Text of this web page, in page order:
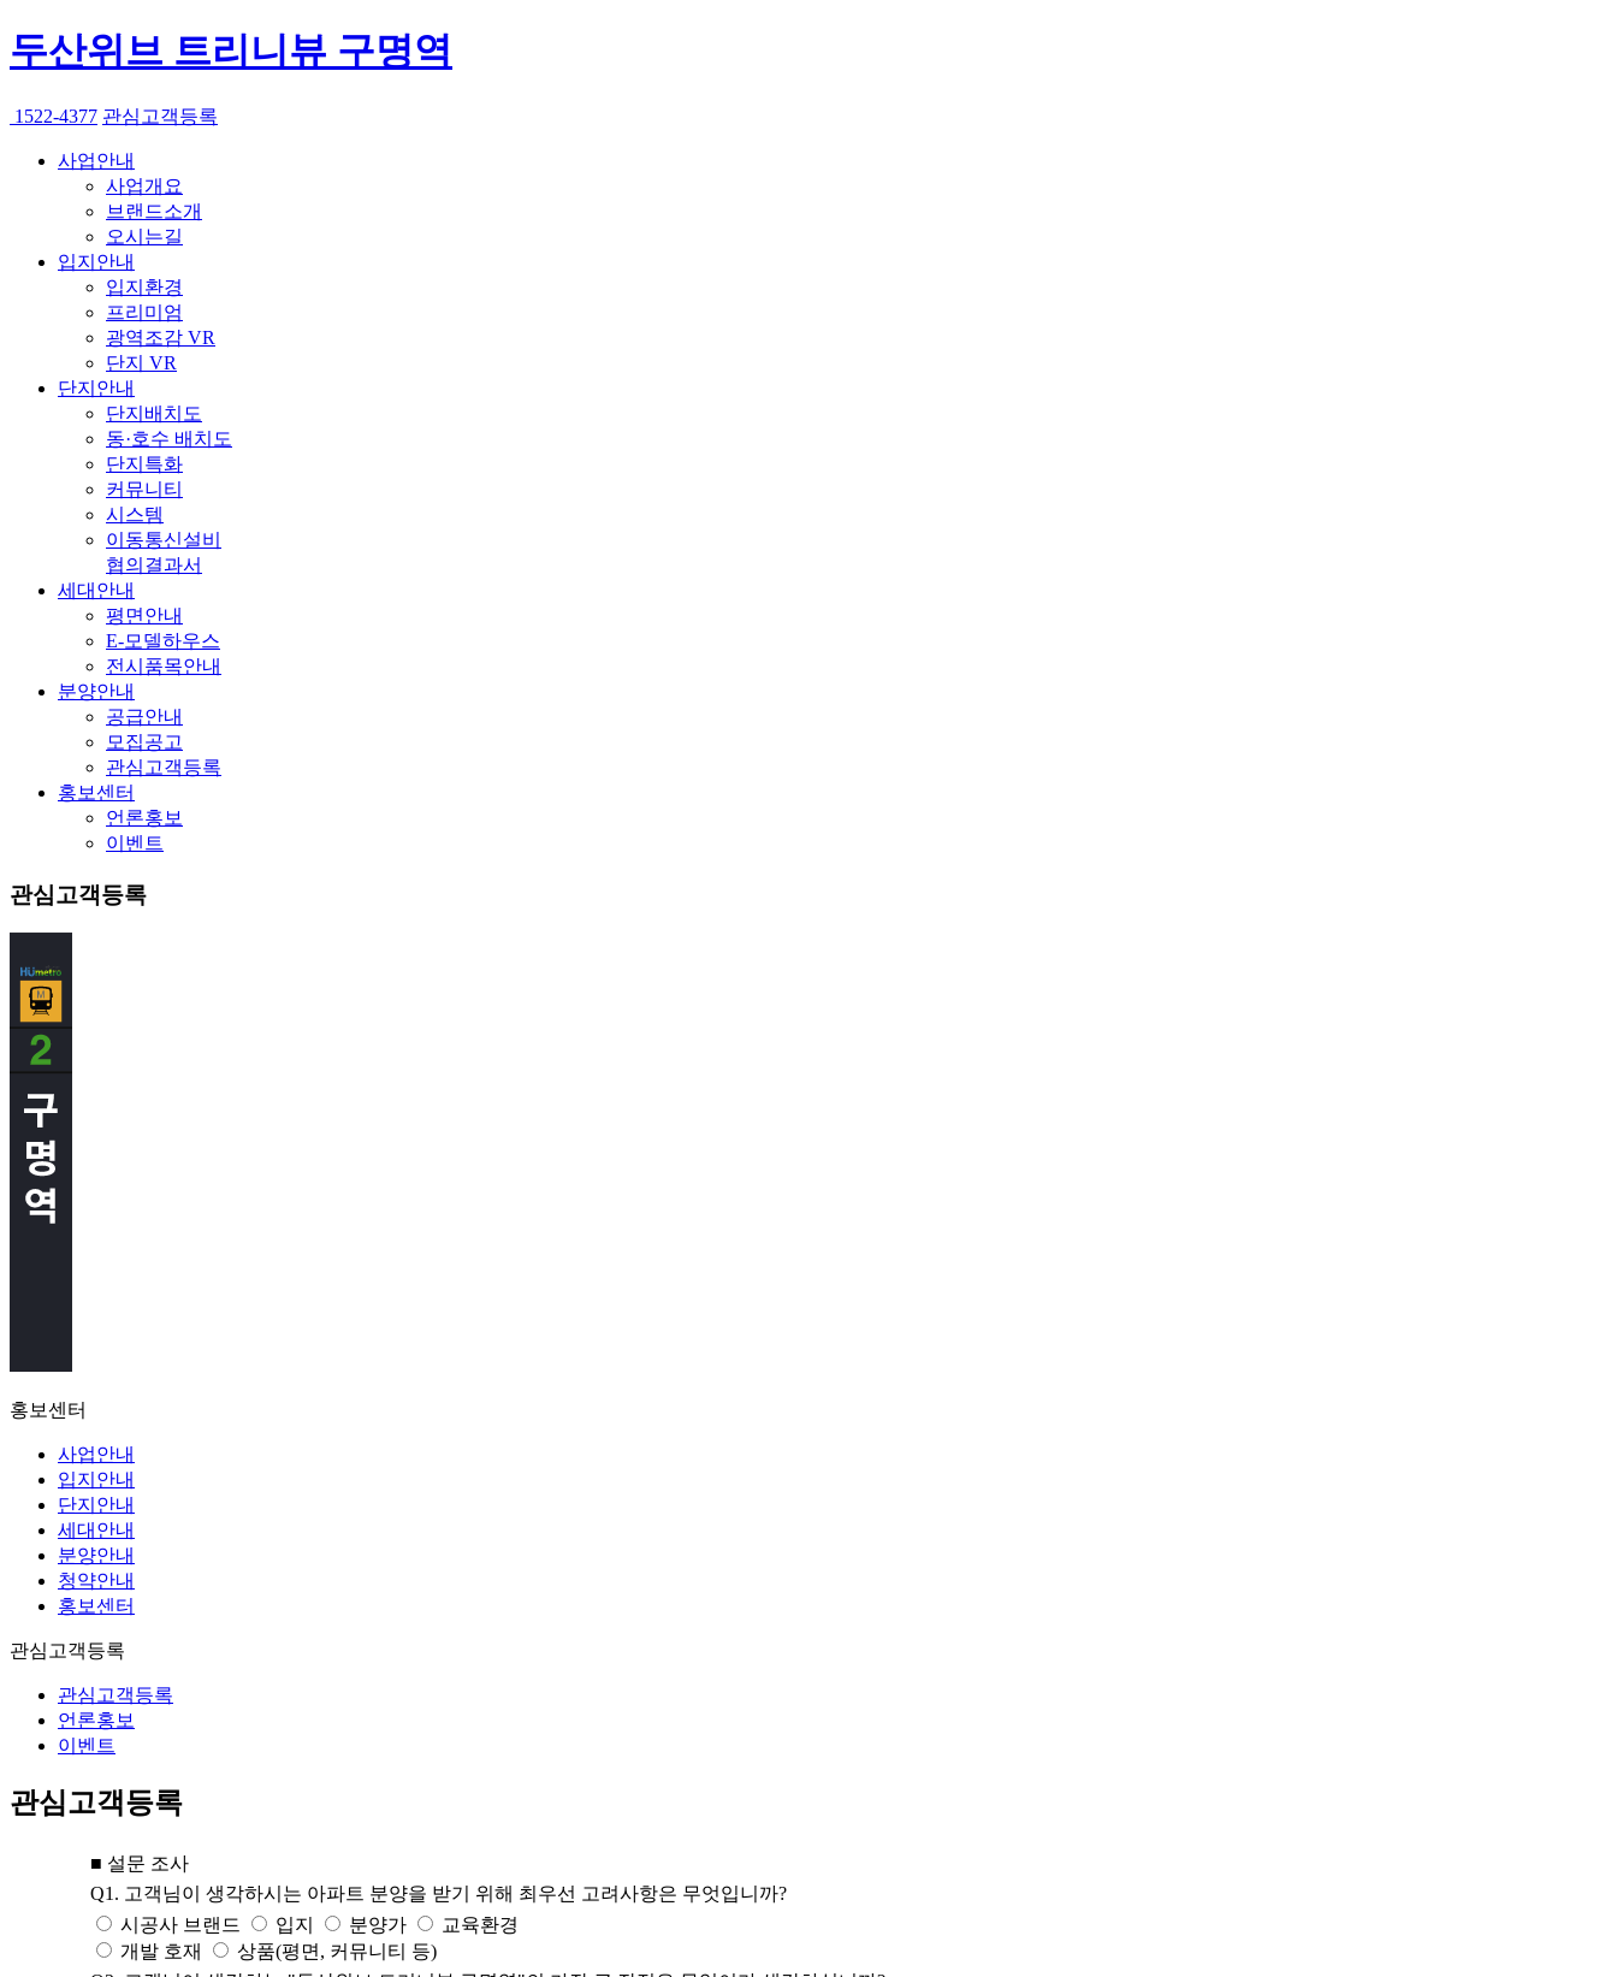
두산위브 트리니뷰 구명역
1522-4377 관심고객등록
사업안내
사업개요
브랜드소개
오시는길
입지안내
입지환경
프리미엄
광역조감 VR
단지 VR
단지안내
단지배치도
동·호수 배치도
단지특화
커뮤니티
시스템
이동통신설비
협의결과서
세대안내
평면안내
E-모델하우스
전시품목안내
분양안내
공급안내
모집공고
관심고객등록
홍보센터
언론홍보
이벤트
관심고객등록
홍보센터
사업안내
입지안내
단지안내
세대안내
분양안내
청약안내
홍보센터
관심고객등록
관심고객등록
언론홍보
이벤트
관심고객등록
■ 설문 조사
Q1. 고객님이 생각하시는 아파트 분양을 받기 위해 최우선 고려사항은 무엇입니까?
시공사 브랜드
입지 분양가
교육환경
개발 호재
상품(평면, 커뮤니티 등)